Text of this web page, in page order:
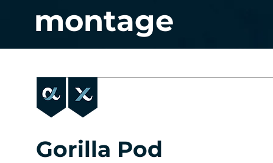
montage
Gorilla Pod